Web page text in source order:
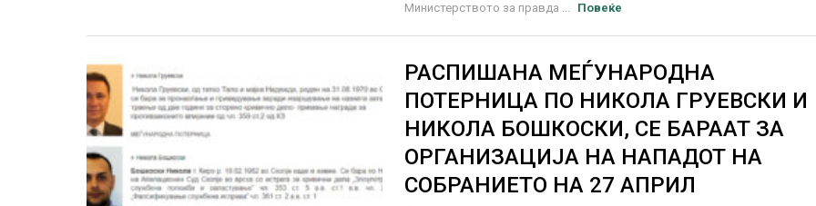
Министерството за правда ...
Повеќе
РАСПИШАНА МЕЃУНАРОДНА
ПОТЕРНИЦА ПО НИКОЛА ГРУЕВСКИ И
НИКОЛА БОШКОСКИ, СЕ БАРААТ ЗА
ОРГАНИЗАЦИЈА НА НАПАДОТ НА
СОБРАНИЕТО НА 27 АПРИЛ